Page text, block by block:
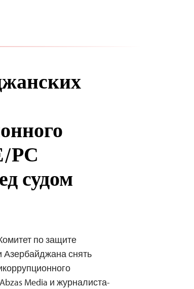
РС
судом
по защите
Азербайджана снять
Media и журналиста-